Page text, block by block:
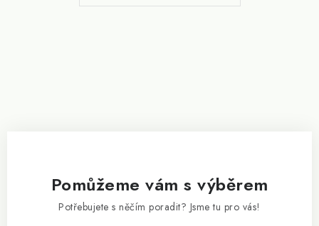
Pomůžeme vám s výběrem
Potřebujete s něčím poradit? Jsme tu pro vás!